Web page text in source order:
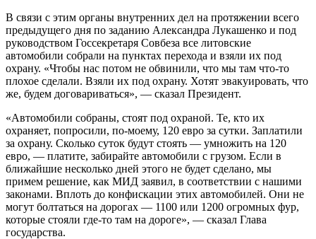
В связи с этим органы внутренних дел на протяжении всего
предыдущего дня по заданию Александра Лукашенко и под
руководством Госсекретаря Совбеза все литовские
автомобили собрали на пунктах перехода и взяли их под
охрану. «Чтобы нас потом не обвинили, что мы там что-то
плохое сделали. Взяли их под охрану. Хотят эвакуировать, что
же, будем договариваться», — сказал Президент.
«Автомобили собраны, стоят под охраной. Те, кто их
охраняет, попросили, по-моему, 120 евро за сутки. Заплатили
за охрану. Сколько суток будут стоять — умножить на 120
евро, — платите, забирайте автомобили с грузом. Если в
ближайшие несколько дней этого не будет сделано, мы
примем решение, как МИД заявил, в соответствии с нашими
законами. Вплоть до конфискации этих автомобилей. Они не
могут болтаться на дорогах — 1100 или 1200 огромных фур,
которые стояли где-то там на дороге», — сказал Глава
государства.